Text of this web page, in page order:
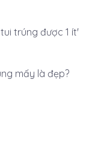
trúng được 1 ít'
mấy là đẹp?